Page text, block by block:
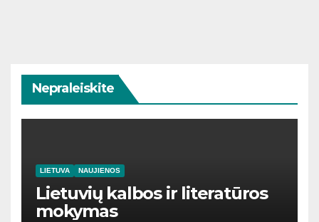
Nepraleiskite
LIETUVA NAUJIENOS
Lietuvių kalbos ir literatūros
mokymas